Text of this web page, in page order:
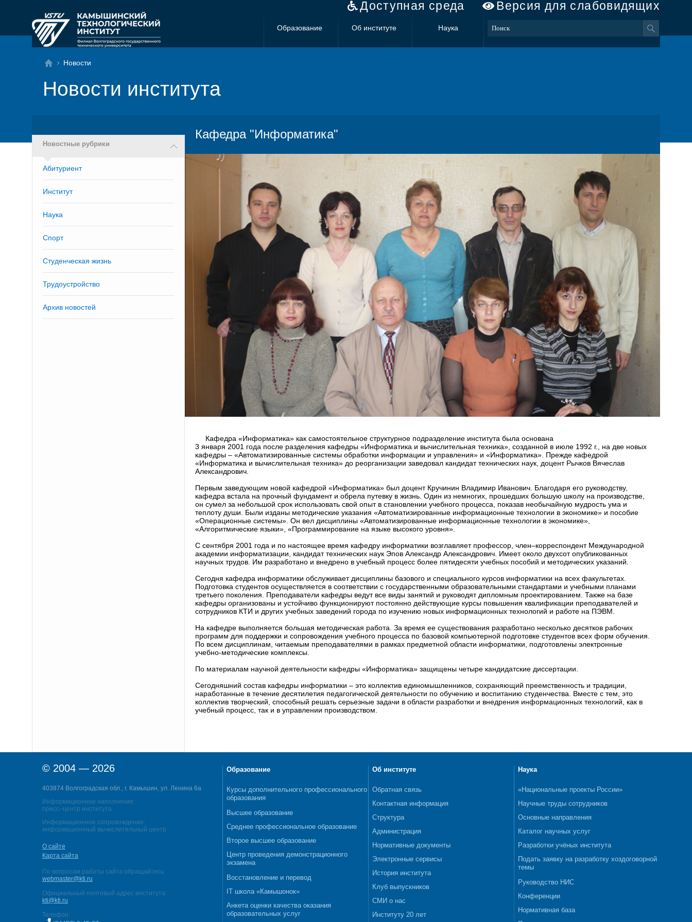
Доступная среда Версия для слабовидящих
Образование Об институте Наука
Новости
Новости института
Новостные рубрики
Абитуриент
Институт
Наука
Спорт
Студенческая жизнь
Трудоустройство
Архив новостей
Кафедра "Информатика"
Кафедра «Информатика» как самостоятельное структурное подразделение института была основана
3 января 2001 года после разделения кафедры «Информатика и вычислительная техника», созданной в июле 1992 г., на две новых
кафедры – «Автоматизированные системы обработки информации и управления» и «Информатика». Прежде кафедрой
«Информатика и вычислительная техника» до реорганизации заведовал кандидат технических наук, доцент Рычков Вячеслав
Александрович.
Первым заведующим новой кафедрой «Информатика» был доцент Кручинин Владимир Иванович. Благодаря его руководству,
кафедра встала на прочный фундамент и обрела путевку в жизнь. Один из немногих, прошедших большую школу на производстве,
он сумел за небольшой срок использовать свой опыт в становлении учебного процесса, показав необычайную мудрость ума и
теплоту души. Были изданы методические указания «Автоматизированные информационные технологии в экономике» и пособие
«Операционные системы». Он вел дисциплины «Автоматизированные информационные технологии в экономике»,
«Алгоритмические языки», «Программирование на языке высокого уровня».
С сентября 2001 года и по настоящее время кафедру информатики возглавляет профессор, член–корреспондент Международной
академии информатизации, кандидат технических наук Эпов Александр Александрович. Имеет около двухсот опубликованных
научных трудов. Им разработано и внедрено в учебный процесс более пятидесяти учебных пособий и методических указаний.
Сегодня кафедра информатики обслуживает дисциплины базового и специального курсов информатики на всех факультетах.
Подготовка студентов осуществляется в соответствии с государственными образовательными стандартами и учебными планами
третьего поколения. Преподаватели кафедры ведут все виды занятий и руководят дипломным проектированием. Также на базе
кафедры организованы и устойчиво функционируют постоянно действующие курсы повышения квалификации преподавателей и
сотрудников КТИ и других учебных заведений города по изучению новых информационных технологий и работе на ПЭВМ.
На кафедре выполняется большая методическая работа. За время ее существования разработано несколько десятков рабочих
программ для поддержки и сопровождения учебного процесса по базовой компьютерной подготовке студентов всех форм обучения.
По всем дисциплинам, читаемым преподавателями в рамках предметной области информатики, подготовлены электронные
учебно-методические комплексы.
По материалам научной деятельности кафедры «Информатика» защищены четыре кандидатские диссертации.
Сегодняшний состав кафедры информатики – это коллектив единомышленников, сохраняющий преемственность и традиции,
наработанные в течение десятилетия педагогической деятельности по обучению и воспитанию студенчества. Вместе с тем, это
коллектив творческий, способный решать серьезные задачи в области разработки и внедрения информационных технологий, как в
учебный процесс, так и в управлении производством.
© 2004 — 2026
403874 Волгоградская обл., г. Камышин, ул. Ленина 6а
Информационное наполнение:
пресс–центр института
Информационное сопровождение:
информационный вычислительный центр
О сайте
Карта сайта
По вопросам работы сайта обращайтесь:
webmaster@kti.ru
Официальный почтовый адрес института:
kti@kti.ru
Телефон:
Образование
Курсы дополнительного профессионального
образования
Высшее образование
Среднее профессиональное образование
Второе высшее образование
Центр проведения демонстрационного
экзамена
Восстановление и перевод
IT школа «Камышонок»
Анкета оценки качества оказания
образовательных услуг
Об институте
Обратная связь
Контактная информация
Структура
Администрация
Нормативные документы
Электронные сервисы
История института
Клуб выпускников
СМИ о нас
Институту 20 лет
Наука
«Национальные проекты России»
Научные труды сотрудников
Основные направления
Каталог научных услуг
Разработки учёных института
Подать заявку на разработку хоздоговорной
темы
Руководство НИС
Конференции
Нормативная база